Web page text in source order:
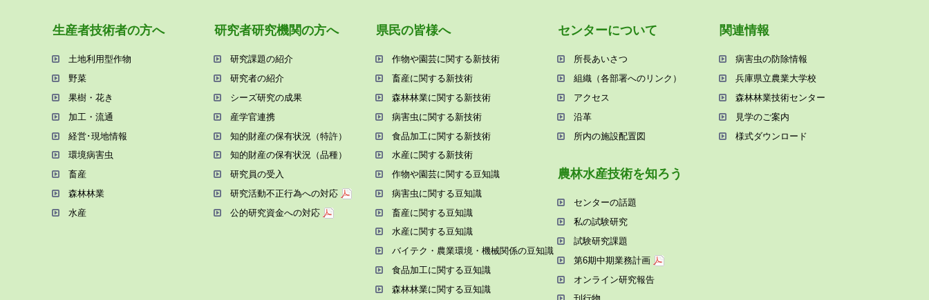
⽣産者技術者の⽅へ
⼟地利⽤型作物
野菜
果樹・花き
加⼯・流通
経営･現地情報
環境病害⾍
畜産
森林林業
⽔産
研究者研究機関の⽅へ
研究課題の紹介
研究者の紹介
シーズ研究の成果
産学官連携
知的財産の保有状況（特許）
知的財産の保有状況（品種）
研究員の受⼊
研究活動不正⾏為への対応
公的研究資金への対応
県⺠の皆様へ
作物や園芸に関する新技術
畜産に関する新技術
森林林業に関する新技術
病害⾍に関する新技術
⾷品加⼯に関する新技術
⽔産に関する新技術
作物や園芸に関する⾖知識
病害⾍に関する⾖知識
畜産に関する⾖知識
⽔産に関する⾖知識
バイテク・農業環境・機械関係の⾖知識
⾷品加⼯に関する⾖知識
森林林業に関する⾖知識
センターについて
所⻑あいさつ
組織（各部署へのリンク）
アクセス
沿⾰
所内の施設配置図
農林⽔産技術を知ろう
センターの話題
私の試験研究
試験研究課題
第6期中期業務計画
オンライン研究報告
関連情報
病害⾍の防除情報
兵庫県⽴農業⼤学校
森林林業技術センター
⾒学のご案内
様式ダウンロード